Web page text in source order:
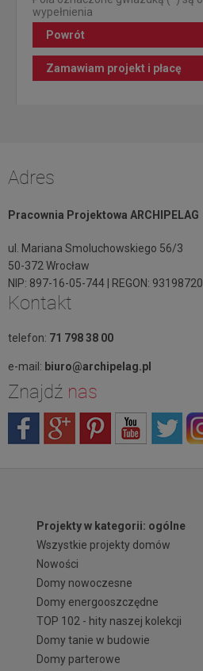
wypełnienia
Powrót
Zamawiam projekt i płacę
Adres
Pracownia Projektowa ARCHIPELAG
ul. Mariana Smoluchowskiego 56/3
50-372 Wrocław
NIP: 897-16-05-744 | REGON:
Kontakt
telefon: 71 798 38 00
e-mail: biuro@archipelag.pl
Znajdź nas
Projekty w kategorii: ogólne
Wszystkie projekty domów
Nowości
Domy nowoczesne
Domy energooszczędne
TOP 102 - hity naszej kolekcji
Domy tanie w budowie
Domy parterowe